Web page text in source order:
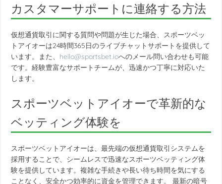
カスタマーサポートに連絡する方法
仮想通貨取引に関する質問や問題が生じた場合、スポーツベッ
トアイオーは24時間365日のライブチャットサポートを提供して
います。また、 hello@sportsbet.ioへのメール問い合わせも可能
です。経験豊富なサポートチームが、迅速かつ丁寧に対応いた
します。
スポーツベットアイオーで革新的な
ベッティング体験を
スポーツベットアイオーは、最先端の仮想通貨取引システムを
採用することで、シームレスで迅速なスポーツベッティング体
験を提供しています。複雑な手続きや長い待ち時間を気にする
ことなく、安全かつ効率的に資金を管理できます。 最新の暗号